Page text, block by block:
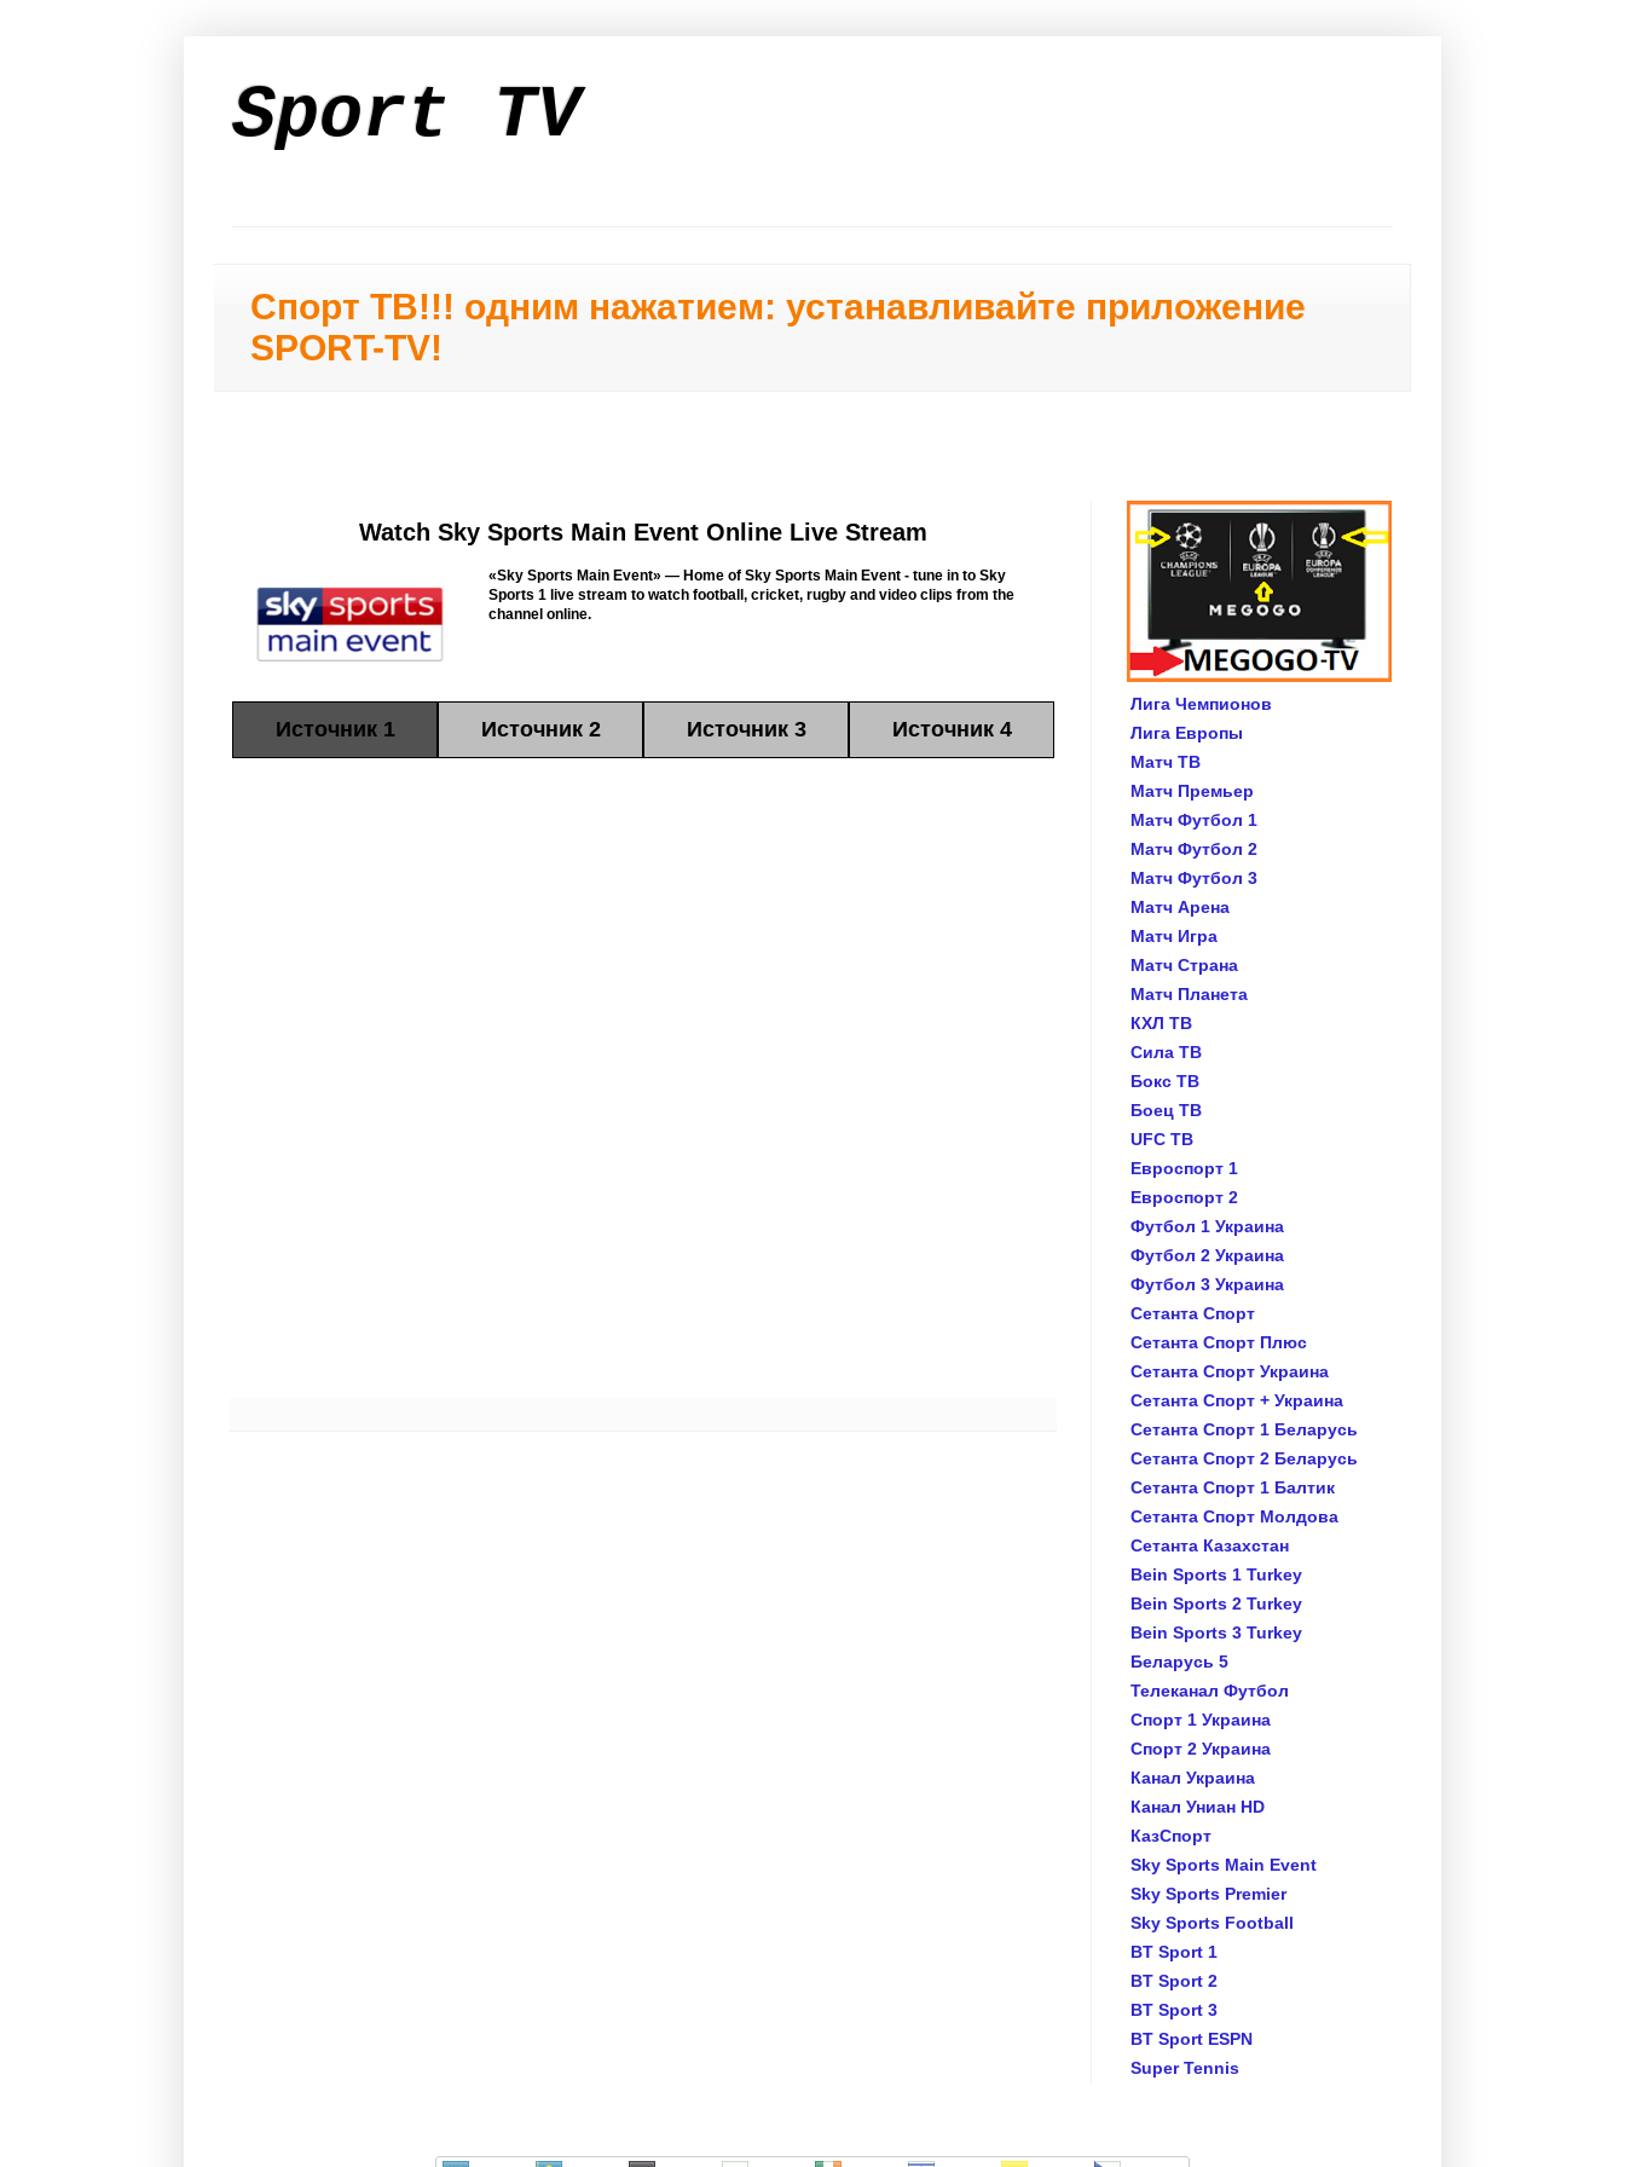
Sport TV
Спорт ТВ!!! одним нажатием: устанавливайте приложение
SPORT-TV!
Watch Sky Sports Main Event Online Live Stream
«Sky Sports Main Event» — Home of Sky Sports Main Event - tune in to Sky
Sports 1 live stream to watch football, cricket, rugby and video clips from the
channel online.
Источник 1 Источник 2 Источник 3 Источник 4
Лига Чемпионов
Лига Европы
Матч ТВ
Матч Премьер
Матч Футбол 1
Матч Футбол 2
Матч Футбол 3
Матч Арена
Матч Игра
Матч Страна
Матч Планета
КХЛ ТВ
Сила ТВ
Бокс ТВ
Боец ТВ
UFC ТВ
Евроспорт 1
Евроспорт 2
Футбол 1 Украина
Футбол 2 Украина
Футбол 3 Украина
Сетанта Спорт
Сетанта Спорт Плюс
Сетанта Спорт Украина
Сетанта Спорт + Украина
Сетанта Спорт 1 Беларусь
Сетанта Спорт 2 Беларусь
Сетанта Спорт 1 Балтик
Сетанта Спорт Молдова
Сетанта Казахстан
Bein Sports 1 Turkey
Bein Sports 2 Turkey
Bein Sports 3 Turkey
Беларусь 5
Телеканал Футбол
Спорт 1 Украина
Спорт 2 Украина
Канал Украина
Канал Униан HD
КазСпорт
Sky Sports Main Event
Sky Sports Premier
Sky Sports Football
BT Sport 1
BT Sport 2
BT Sport 3
BT Sport ESPN
Super Tennis